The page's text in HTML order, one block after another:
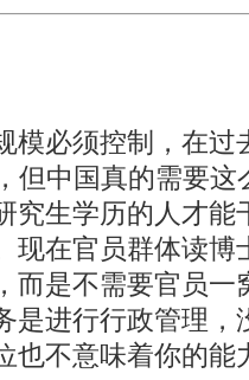
必须控制，在过
但中国真的需要
究生学历的人才能
现在官员群体读博
而是不需要官员一
是进行行政管理，
也不意味着你的能